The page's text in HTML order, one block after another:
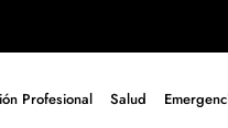
Profesional Salud